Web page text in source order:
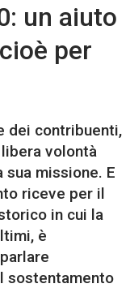
un aiuto
per
dei contribuenti,
volontà
missione. E
riceve per il
in cui la
è
sostentamento